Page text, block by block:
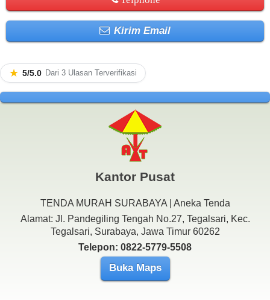
Kirim Email
★ 5/5.0 Dari 3 Ulasan Terverifikasi
Kantor Pusat
TENDA MURAH SURABAYA | Aneka Tenda
Alamat: Jl. Pandegiling Tengah No.27, Tegalsari, Kec.
Tegalsari, Surabaya, Jawa Timur 60262
Telepon: 0822-5779-5508
Buka Maps